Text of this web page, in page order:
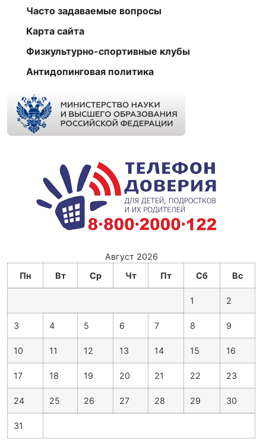
Часто задаваемые вопросы
Карта сайта
Физкультурно-спортивные клубы
Антидопинговая политика
Август 2026
Пн
Вт Ср Чт Пт Сб Вс
1 2
3 4 5 6 7 8 9
10 11 12 13 14 15 16
17 18 19 20 21 22 23
24 25 26 27 28 29 30
31